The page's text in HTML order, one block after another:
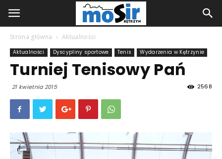
Strona główna Aktualności
Aktualności Dyscypliny sportowe Tenis Wydarzenia w Kętrzynie
Turniej Tenisowy Pań
21 kwietnia 2015 2568